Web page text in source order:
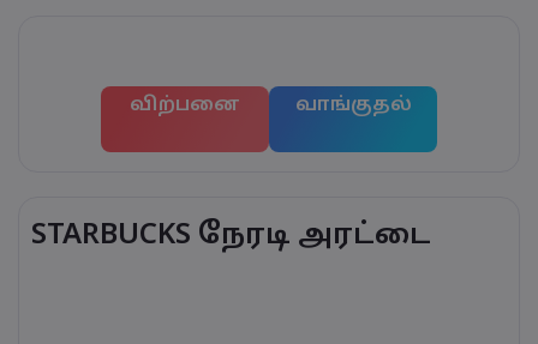
விற்பனை வாங்குதல்
STARBUCKS நேரடி அரட்டை